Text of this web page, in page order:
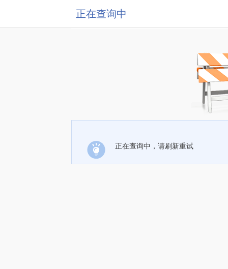
正在查询中
正在查询中，请刷新重试